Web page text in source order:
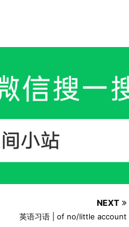
NEXT
英语习语 | of no/little account